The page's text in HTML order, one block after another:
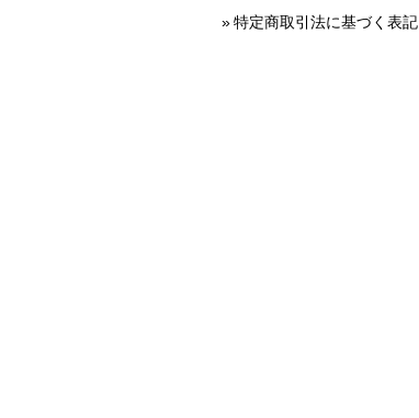
特定商取引法に基づく表記